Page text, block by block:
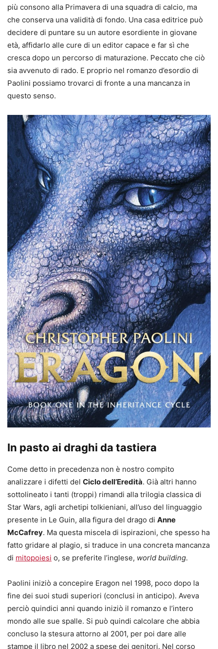
più consono alla Primavera di una squadra di calcio, ma
che conserva una validità di fondo. Una casa editrice può
decidere di puntare su un autore esordiente in giovane
età, affidarlo alle cure di un editor capace e far sì che
cresca dopo un percorso di maturazione. Peccato che ciò
sia avvenuto di rado. E proprio nel romanzo d’esordio di
Paolini possiamo trovarci di fronte a una mancanza in
questo senso.
In pasto ai draghi da tastiera
Come detto in precedenza non è nostro compito
analizzare i difetti del Ciclo dell’Eredità. Già altri hanno
sottolineato i tanti (troppi) rimandi alla trilogia classica di
Star Wars, agli archetipi tolkieniani, all’uso del linguaggio
presente in Le Guin, alla figura del drago di Anne
McCafrey. Ma questa miscela di ispirazioni, che spesso ha
fatto gridare al plagio, si traduce in una concreta mancanza
di mitopoiesi o, se preferite l’inglese, world building.
Paolini iniziò a concepire Eragon nel 1998, poco dopo la
fine dei suoi studi superiori (conclusi in anticipo). Aveva
perciò quindici anni quando iniziò il romanzo e l’intero
mondo alle sue spalle. Si può quindi calcolare che abbia
concluso la stesura attorno al 2001, per poi dare alle
stampe il libro nel 2002 a spese dei genitori. Nel corso